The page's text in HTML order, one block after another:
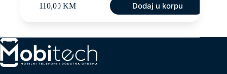
110,00KM Dodaj u korpu